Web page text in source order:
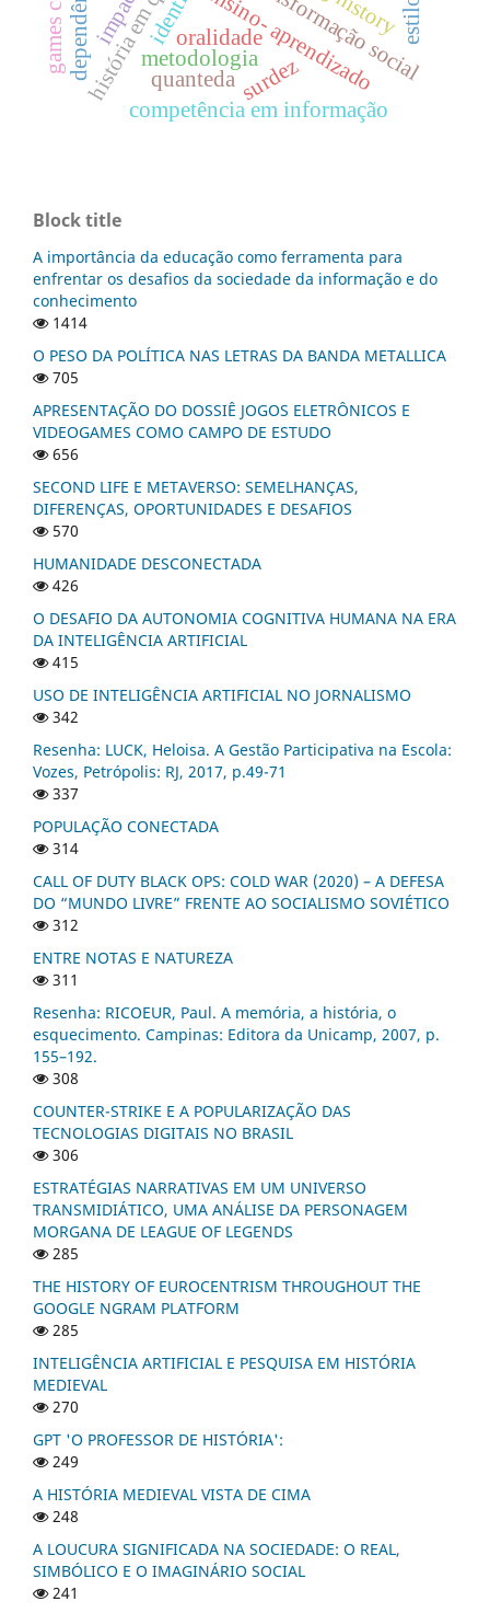
metodologia
oralidade
ensino- aprendizado
surdez
competência em informação
transformação social
quanteda
Block title
A importância da educação como ferramenta para
enfrentar os desafios da sociedade da informação e do
conhecimento
1414
O PESO DA POLÍTICA NAS LETRAS DA BANDA METALLICA
705
APRESENTAÇÃO DO DOSSIÊ JOGOS ELETRÔNICOS E
VIDEOGAMES COMO CAMPO DE ESTUDO
656
SECOND LIFE E METAVERSO: SEMELHANÇAS,
DIFERENÇAS, OPORTUNIDADES E DESAFIOS
570
HUMANIDADE DESCONECTADA
426
O DESAFIO DA AUTONOMIA COGNITIVA HUMANA NA ERA
DA INTELIGÊNCIA ARTIFICIAL
415
USO DE INTELIGÊNCIA ARTIFICIAL NO JORNALISMO
342
Resenha: LUCK, Heloisa. A Gestão Participativa na Escola:
Vozes, Petrópolis: RJ, 2017, p.49-71
337
POPULAÇÃO CONECTADA
314
CALL OF DUTY BLACK OPS: COLD WAR (2020) – A DEFESA
DO “MUNDO LIVRE” FRENTE AO SOCIALISMO SOVIÉTICO
312
ENTRE NOTAS E NATUREZA
311
Resenha: RICOEUR, Paul. A memória, a história, o
esquecimento. Campinas: Editora da Unicamp, 2007, p.
155–192.
308
COUNTER-STRIKE E A POPULARIZAÇÃO DAS
TECNOLOGIAS DIGITAIS NO BRASIL
306
ESTRATÉGIAS NARRATIVAS EM UM UNIVERSO
TRANSMIDIÁTICO, UMA ANÁLISE DA PERSONAGEM
MORGANA DE LEAGUE OF LEGENDS
285
THE HISTORY OF EUROCENTRISM THROUGHOUT THE
GOOGLE NGRAM PLATFORM
285
INTELIGÊNCIA ARTIFICIAL E PESQUISA EM HISTÓRIA
MEDIEVAL
270
GPT 'O PROFESSOR DE HISTÓRIA':
249
A HISTÓRIA MEDIEVAL VISTA DE CIMA
248
A LOUCURA SIGNIFICADA NA SOCIEDADE: O REAL,
SIMBÓLICO E O IMAGINÁRIO SOCIAL
241